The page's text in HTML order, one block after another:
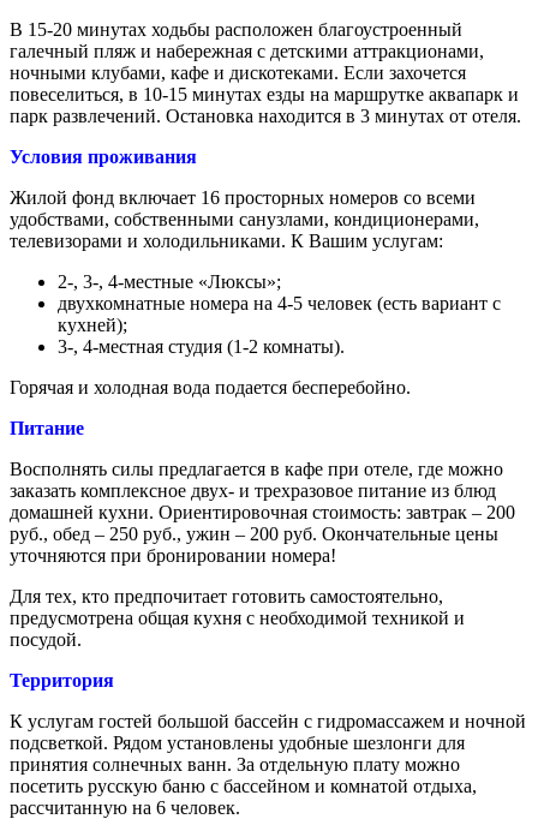
В 15-20 минутах ходьбы расположен благоустроенный
галечный пляж и набережная с детскими аттракционами,
ночными клубами, кафе и дискотеками. Если захочется
повеселиться, в 10-15 минутах езды на маршрутке аквапарк и
парк развлечений. Остановка находится в 3 минутах от отеля.
Условия проживания
Жилой фонд включает 16 просторных номеров со всеми
удобствами, собственными санузлами, кондиционерами,
телевизорами и холодильниками. К Вашим услугам:
2-, 3-, 4-местные «Люксы»;
двухкомнатные номера на 4-5 человек (есть вариант с
кухней);
3-, 4-местная студия (1-2 комнаты).
Горячая и холодная вода подается бесперебойно.
Питание
Восполнять силы предлагается в кафе при отеле, где можно
заказать комплексное двух- и трехразовое питание из блюд
домашней кухни. Ориентировочная стоимость: завтрак – 200
руб., обед – 250 руб., ужин – 200 руб. Окончательные цены
уточняются при бронировании номера!
Для тех, кто предпочитает готовить самостоятельно,
предусмотрена общая кухня с необходимой техникой и
посудой.
Территория
К услугам гостей большой бассейн с гидромассажем и ночной
подсветкой. Рядом установлены удобные шезлонги для
принятия солнечных ванн. За отдельную плату можно
посетить русскую баню с бассейном и комнатой отдыха,
рассчитанную на 6 человек.